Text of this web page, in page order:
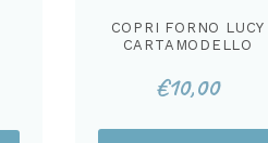
COPRI FORNO LUCY
CARTAMODELLO
€10,00